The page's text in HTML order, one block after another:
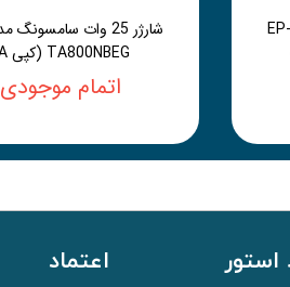
شارژر 25 وات سامسونگ مدل EP-
TA800NBEG (کپی A)
اتمام موجودی
استور اعتماد